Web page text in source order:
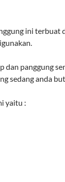
ini terbuat
dan panggung
sedang anda
yaitu :